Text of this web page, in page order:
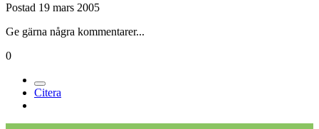
Postad 19 mars 2005
Ge gärna några kommentarer...
0
Citera